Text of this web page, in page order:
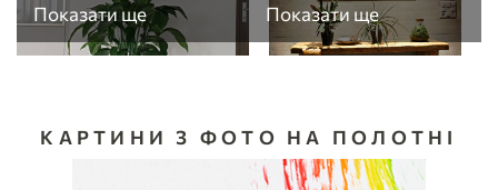
Показати ще Показати ще
КАРТИНИ З ФОТО НА ПОЛОТНІ